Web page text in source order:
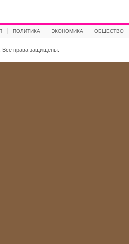
ПОЛИТИКА ЭКОНОМИКА ОБЩЕСТВО
Все права защищены.